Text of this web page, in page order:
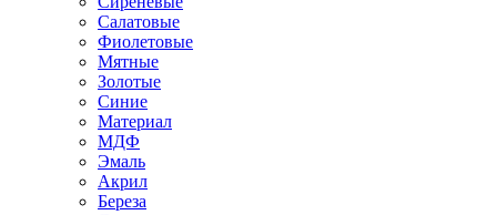
Салатовые
Фиолетовые
Мятные
Золотые
Синие
Материал
МДФ
Эмаль
Акрил
Береза